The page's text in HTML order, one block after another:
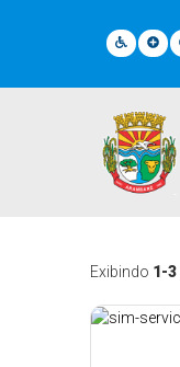
Serviços
Exibindo 1-3